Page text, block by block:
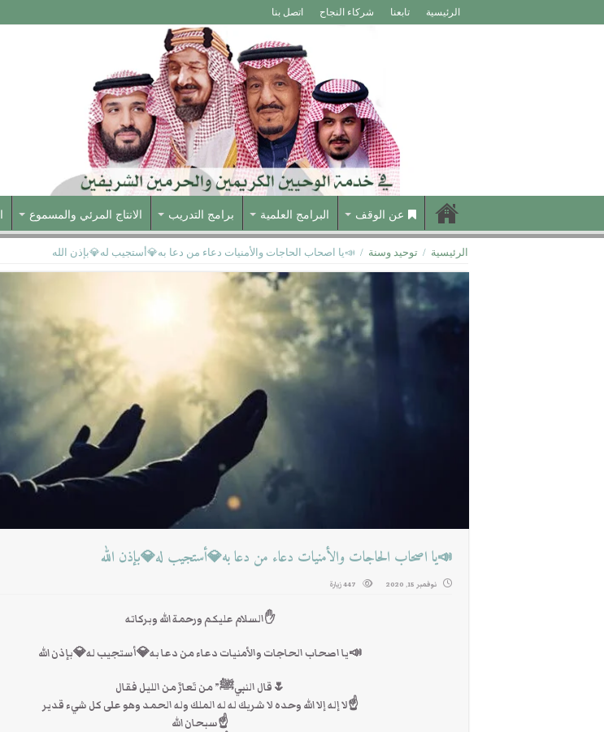
الرئيسية تابعنا شركاء النجاح اتصل بنا
عن الوقف البرامج العلمية برامج التدريب الانتاج المرئي والمسموع
الرئيسية / توحيد وسنة / 📣يا اصحاب الحاجات والأمنيات دعاء من دعا به💎أستجيب له💎بإذن الله
📣يا اصحاب الحاجات والأمنيات دعاء من دعا به💎أستجيب له💎بإذن الله
نوفمبر 15, 2020 447 زيارة
✋السلام عليكم ورحمة الله وبركاته
📣يا اصحاب الحاجات والأمنيات دعاء من دعا به💎أستجيب له💎بإذن الله
🌷قال النبيﷺ” من تَعارَّ من الليل فقال
☝لا إله إلا الله وحده لا شريك له له الملك وله الحمد وهو على كل شيء قدير
☝سبحان الله